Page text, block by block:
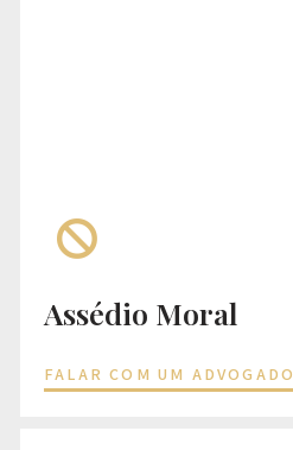
Assédio Moral
FALAR COM UM ADVOGADO